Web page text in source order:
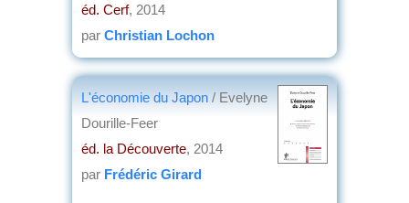
éd. Cerf, 2014
par Christian Lochon
L'économie du Japon / Evelyne
Dourille-Feer
éd. la Découverte, 2014
par Frédéric Girard